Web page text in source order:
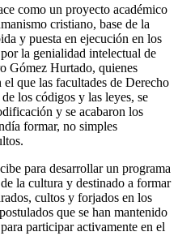
como un proyecto académico
cristiano, base de la
y puesta en ejecución en los
la genialidad intelectual de
Gómez Hurtado, quienes
que las facultades de Derecho
los códigos y las leyes, se
y se acabaron los
formar, no simples
para desarrollar un programa
la cultura y destinado a formar
cultos y forjados en los
que se han mantenido
participar activamente en el